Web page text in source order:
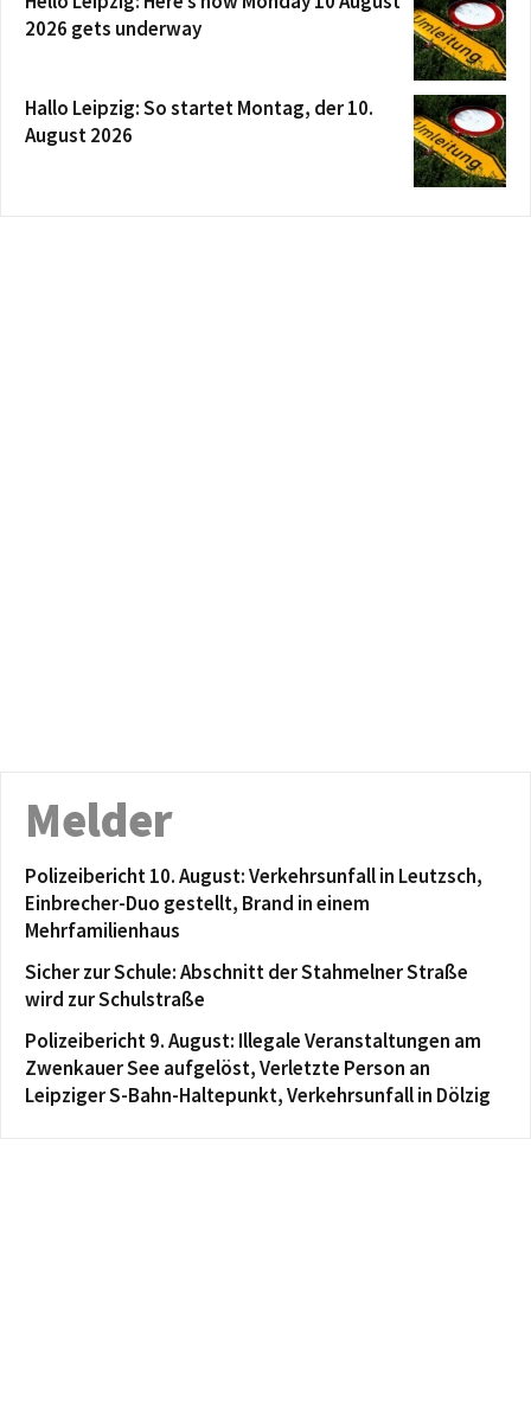
2026 gets underway
Hallo Leipzig: So startet Montag, der 10.
August 2026
Melder
Polizeibericht 10. August: Verkehrsunfall in Leutzsch,
Einbrecher-Duo gestellt, Brand in einem
Mehrfamilienhaus
Sicher zur Schule: Abschnitt der Stahmelner Straße
wird zur Schulstraße
Polizeibericht 9. August: Illegale Veranstaltungen am
Zwenkauer See aufgelöst, Verletzte Person an
Leipziger S-Bahn-Haltepunkt, Verkehrsunfall in Dölzig